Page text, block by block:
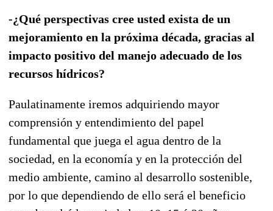
-¿Qué perspectivas cree usted exista de un
mejoramiento en la próxima década, gracias al
impacto positivo del manejo adecuado de los
recursos hídricos?
Paulatinamente iremos adquiriendo mayor
comprensión y entendimiento del papel
fundamental que juega el agua dentro de la
sociedad, en la economía y en la protección del
medio ambiente, camino al desarrollo sostenible,
por lo que dependiendo de ello será el beneficio